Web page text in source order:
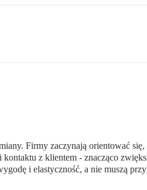
Firmy zaczynają orientować
z klientem - znacząco
i elastyczność, a nie muszą